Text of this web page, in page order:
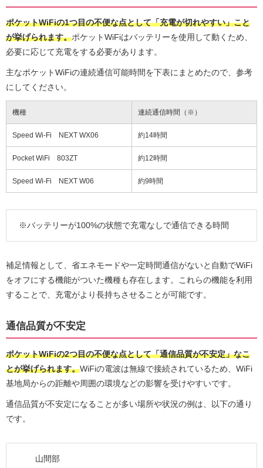
ポケットWiFiの1つ目の不便な点として「充電が切れやすい」こと
が挙げられます。ポケットWiFiはバッテリーを使用して動くため、
必要に応じて充電をする必要があります。
主なポケットWiFiの連続通信可能時間を下表にまとめたので、参考
にしてください。
機種 連続通信時間（※）
Speed Wi-Fi NEXT WX06 約14時間
Pocket WiFi 803ZT 約12時間
Speed Wi-Fi NEXT W06 約9時間
※バッテリーが100%の状態で充電なしで通信できる時間
補足情報として、省エネモードや一定時間通信がないと自動でWiFi
をオフにする機能がついた機種も存在します。これらの機能を利用
することで、充電がより長持ちさせることが可能です。
通信品質が不安定
ポケットWiFiの2つ目の不便な点として「通信品質が不安定」なこ
とが挙げられます。WiFiの電波は無線で接続されているため、WiFi
基地局からの距離や周囲の環境などの影響を受けやすいです。
通信品質が不安定になることが多い場所や状況の例は、以下の通り
です。
山間部